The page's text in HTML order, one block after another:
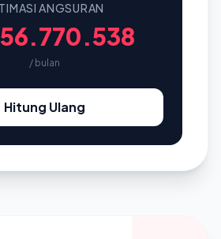
ANGSURAN
/ bulan
Hitung Ulang